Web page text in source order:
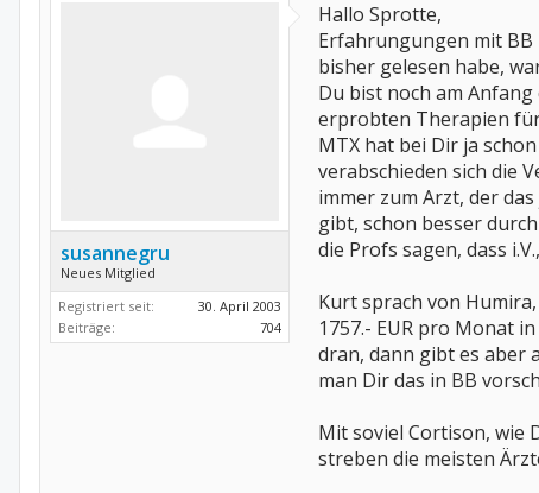
susannegru
Neues Mitglied
Registriert seit:
30. April 2003
Beiträge:
704
Hallo Sprotte,
Erfahrungungen mit BB
bisher gelesen habe,
Du bist noch am
erprobten Therapien
MTX hat bei Dir ja
verabschieden sich die
immer zum Arzt, der
gibt, schon besser
die Profs sagen, dass
Kurt sprach von
1757.- EUR pro Monat
dran, dann gibt es aber
man Dir das in BB
Mit soviel Cortison, wie
streben die meisten